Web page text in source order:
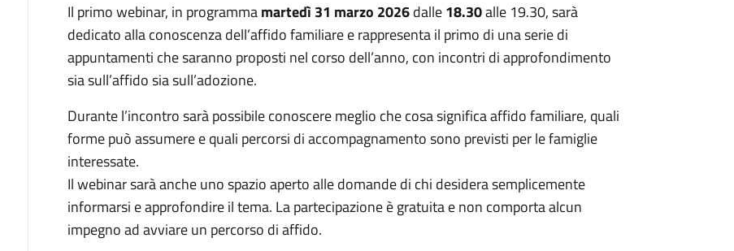
Il primo webinar, in programmamartedì 31 marzo 2026dalle18.30alle 19.30, sarà
dedicato alla conoscenza dell’affido familiare e rappresenta il primo di una serie di
appuntamenti che saranno proposti nel corso dell’anno, con incontri di approfondimento
sia sull’affido sia sull’adozione.
Durante l’incontro sarà possibile conoscere meglio che cosa significa affido familiare, quali
forme può assumere e quali percorsi di accompagnamento sono previsti per le famiglie
interessate.
Il webinar sarà anche uno spazio aperto alle domande di chi desidera semplicemente
informarsi e approfondire il tema. La partecipazione è gratuita e non comporta alcun
impegno ad avviare un percorso di affido.